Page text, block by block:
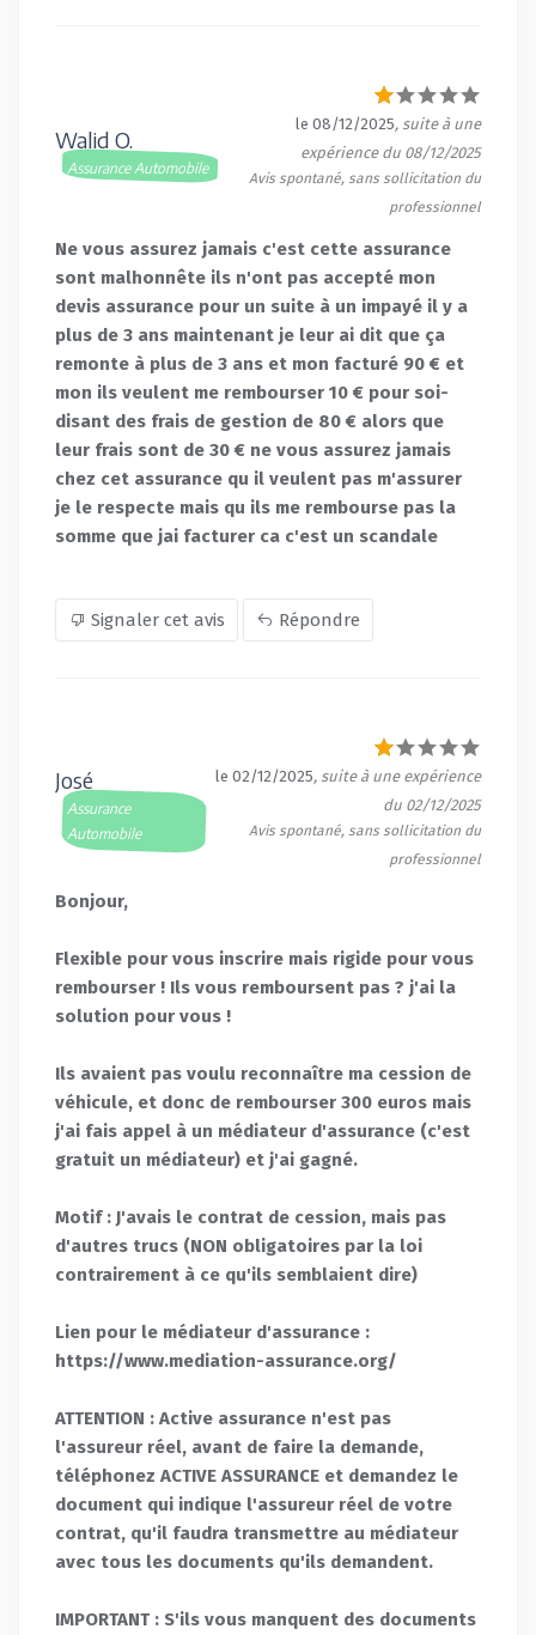
Walid O.
Assurance Automobile
le 08/12/2025, suite à une
expérience du 08/12/2025
Avis spontané, sans sollicitation du
professionnel
Ne vous assurez jamais c'est cette assurance
sont malhonnête ils n'ont pas accepté mon
devis assurance pour un suite à un impayé il y a
plus de 3 ans maintenant je leur ai dit que ça
remonte à plus de 3 ans et mon facturé 90 € et
mon ils veulent me rembourser 10 € pour soi-
disant des frais de gestion de 80 € alors que
leur frais sont de 30 € ne vous assurez jamais
chez cet assurance qu il veulent pas m'assurer
je le respecte mais qu ils me rembourse pas la
somme que jai facturer ca c'est un scandale
Signaler cet avis Répondre
José
Assurance
Automobile
le 02/12/2025, suite à une expérience
du 02/12/2025
Avis spontané, sans sollicitation du
professionnel
Bonjour,
Flexible pour vous inscrire mais rigide pour vous
rembourser ! Ils vous remboursent pas ? j'ai la
solution pour vous !
Ils avaient pas voulu reconnaître ma cession de
véhicule, et donc de rembourser 300 euros mais
j'ai fais appel à un médiateur d'assurance (c'est
gratuit un médiateur) et j'ai gagné.
Motif : J'avais le contrat de cession, mais pas
d'autres trucs (NON obligatoires par la loi
contrairement à ce qu'ils semblaient dire)
Lien pour le médiateur d'assurance :
https://www.mediation-assurance.org/
ATTENTION : Active assurance n'est pas
l'assureur réel, avant de faire la demande,
téléphonez ACTIVE ASSURANCE et demandez le
document qui indique l'assureur réel de votre
contrat, qu'il faudra transmettre au médiateur
avec tous les documents qu'ils demandent.
IMPORTANT : S'ils vous manquent des documents